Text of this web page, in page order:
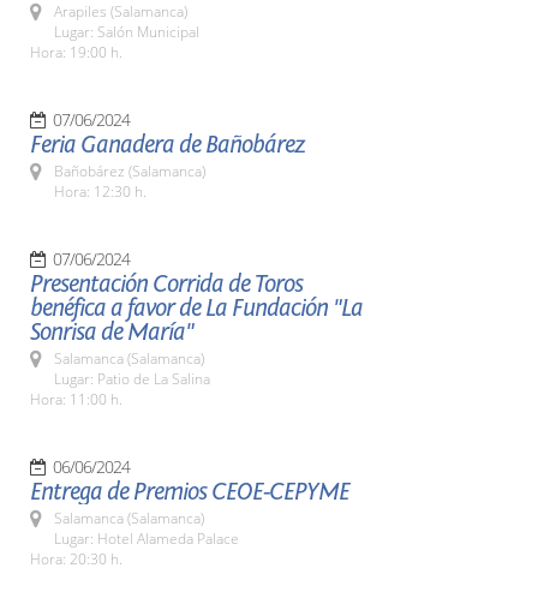
Arapiles (Salamanca)
Lugar: Salón Municipal
Hora: 19:00 h.
07/06/2024
Feria Ganadera de Bañobárez
Bañobárez (Salamanca)
Hora: 12:30 h.
07/06/2024
Presentación Corrida de Toros
benéfica a favor de La Fundación "La
Sonrisa de María"
Salamanca (Salamanca)
Lugar: Patio de La Salina
Hora: 11:00 h.
06/06/2024
Entrega de Premios CEOE-CEPYME
Salamanca (Salamanca)
Lugar: Hotel Alameda Palace
Hora: 20:30 h.